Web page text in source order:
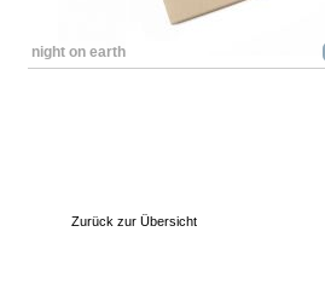
night on earth
Zurück zur Übersicht